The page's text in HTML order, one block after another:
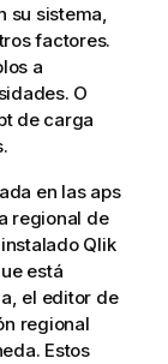
sistema,
factores.
a
O
de carga
en las aps
regional de
Qlik
está
el editor de
regional
Estos